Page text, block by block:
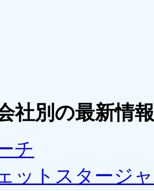
社別の最新情報
チ
ットスタージ